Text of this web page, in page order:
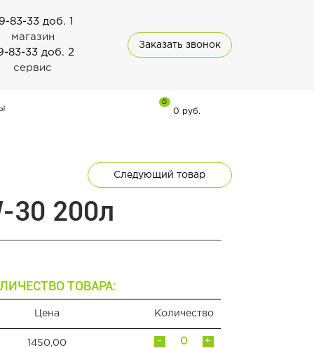
83-33 доб. 1
магазин
83-33 доб. 2
сервис
Заказать звонок
0
0 руб.
Следующий товар
30 200л
ТОВАРА:
Цена Количество
1450,00 +
-